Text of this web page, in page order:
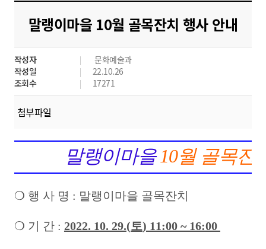
도
시
군
산
말랭이마을 10월 골목잔치 행사 안내
작성자
문화예술과
작성일
22.10.26
조회수
17271
첨부파일
말랭이마을 10월 골목잔
❍ 행 사 명 : 말랭이마을 골목잔치
❍ 기 간 : 2022. 10. 29.(토) 11:00 ~ 16:00